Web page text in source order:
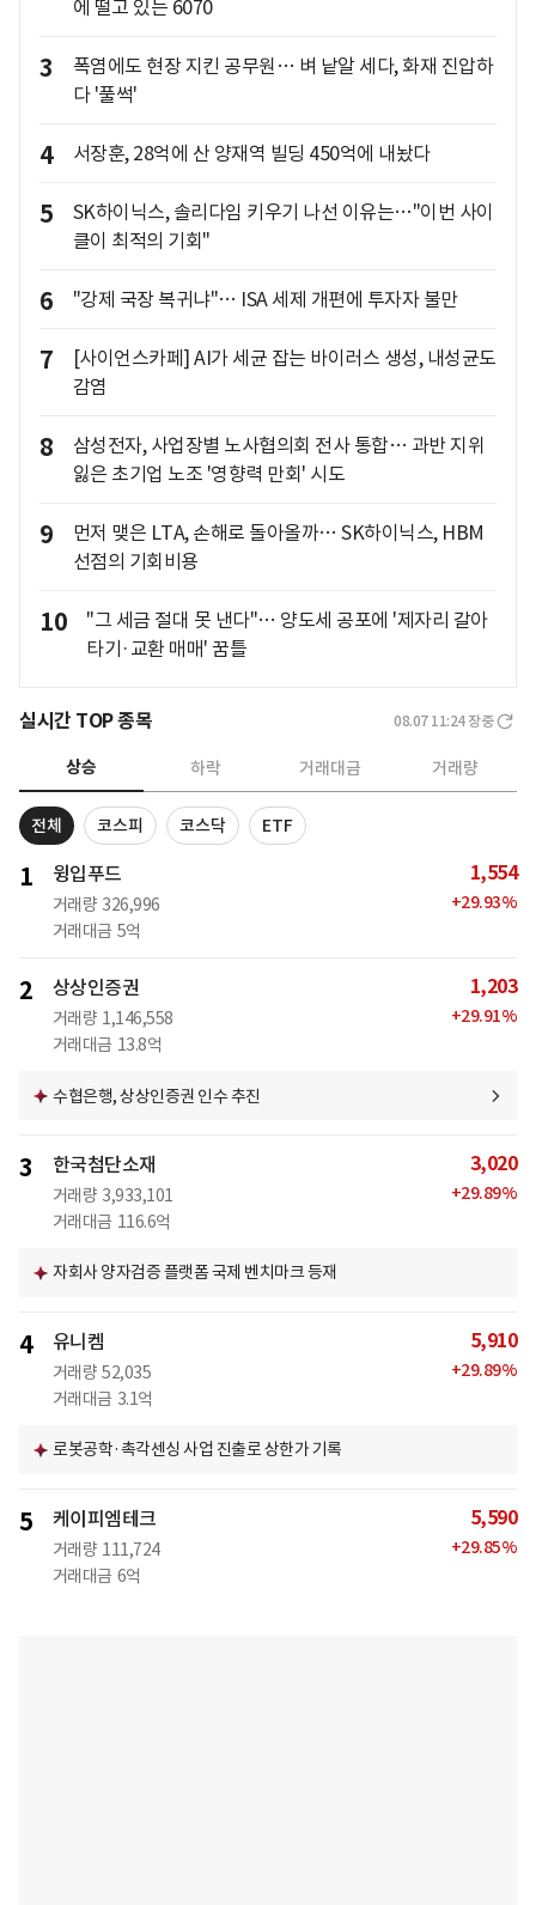
에 떨고 있는 6070
3
폭염에도 현장 지킨 공무원… 벼 낱알 세다, 화재 진압하
다 '풀썩'
4 서장훈, 28억에 산 양재역 빌딩 450억에 내놨다
5
SK하이닉스, 솔리다임 키우기 나선 이유는…"이번 사이
클이 최적의 기회"
6 "강제 국장 복귀냐"… ISA 세제 개편에 투자자 불만
7
[사이언스카페] AI가 세균 잡는 바이러스 생성, 내성균도
감염
8
삼성전자, 사업장별 노사협의회 전사 통합… 과반 지위
잃은 초기업 노조 '영향력 만회' 시도
9
먼저 맺은 LTA, 손해로 돌아올까… SK하이닉스, HBM
선점의 기회비용
10
"그 세금 절대 못 낸다"… 양도세 공포에 '제자리 갈아
타기·교환 매매' 꿈틀
실시간 TOP 종목 08.07 11:24 장중
상승 하락 거래대금 거래량
전체 코스피 코스닥 ETF
1 윙입푸드
거래량 326,996
거래대금 5억
1,554
+29.93%
2 상상인증권
거래량 1,146,558
거래대금 13.8억
1,203
+29.91%
수협은행, 상상인증권 인수 추진
3 한국첨단소재
거래량 3,933,101
거래대금 116.6억
3,020
+29.89%
자회사 양자검증 플랫폼 국제 벤치마크 등재
4 유니켐
거래량 52,035
거래대금 3.1억
5,910
+29.89%
로봇공학·촉각센싱 사업 진출로 상한가 기록
5 케이피엠테크
거래량 111,724
거래대금 6억
5,590
+29.85%